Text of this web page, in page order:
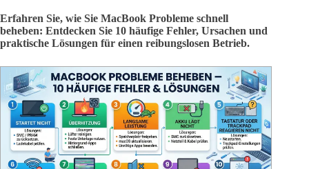
Erfahren Sie, wie Sie MacBook Probleme schnell
beheben: Entdecken Sie 10 häufige Fehler, Ursachen und
praktische Lösungen für einen reibungslosen Betrieb.